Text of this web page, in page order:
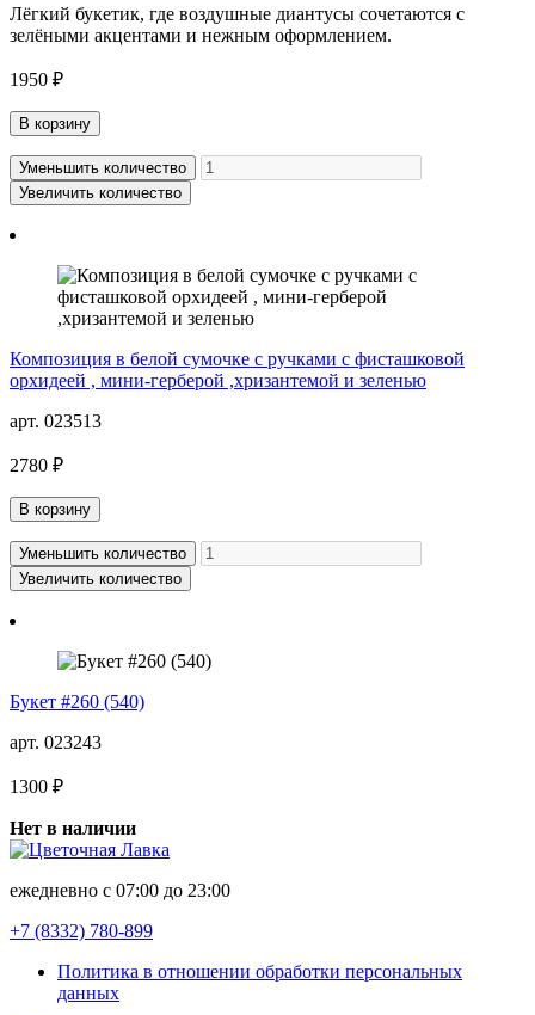
Лёгкий букетик, где воздушные диантусы сочетаются с
зелёными акцентами и нежным оформлением.
1950 ₽
В корзину
Уменьшить количество
Увеличить количество
Композиция в белой сумочке с ручками с фисташковой
орхидеей , мини-герберой ,хризантемой и зеленью
арт. 023513
2780 ₽
В корзину
Уменьшить количество
Увеличить количество
Букет #260 (540)
арт. 023243
1300 ₽
Нет в наличии
ежедневно с 07:00 до 23:00
+7 (8332) 780-899
Политика в отношении обработки персональных
данных